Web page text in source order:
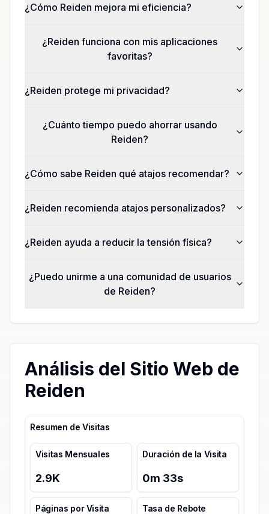
¿Cómo Reiden mejora mi eficiencia?
¿Reiden funciona con mis aplicaciones
favoritas?
¿Reiden protege mi privacidad?
¿Cuánto tiempo puedo ahorrar usando
Reiden?
¿Cómo sabe Reiden qué atajos recomendar?
¿Reiden recomienda atajos personalizados?
¿Reiden ayuda a reducir la tensión física?
¿Puedo unirme a una comunidad de usuarios
de Reiden?
Análisis del Sitio Web de
Reiden
Resumen de Visitas
Visitas Mensuales
2.9K
Duración de la Visita
0m 33s
Páginas por Visita Tasa de Rebote